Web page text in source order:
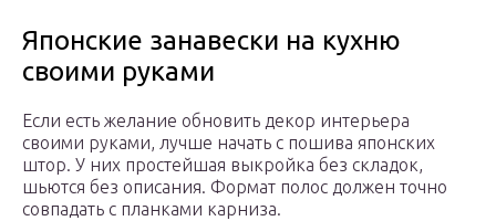
Японские занавески на кухню
своими руками
Если есть желание обновить декор интерьера
своими руками, лучше начать с пошива японских
штор. У них простейшая выкройка без складок,
шьются без описания. Формат полос должен точно
совпадать с планками карниза.